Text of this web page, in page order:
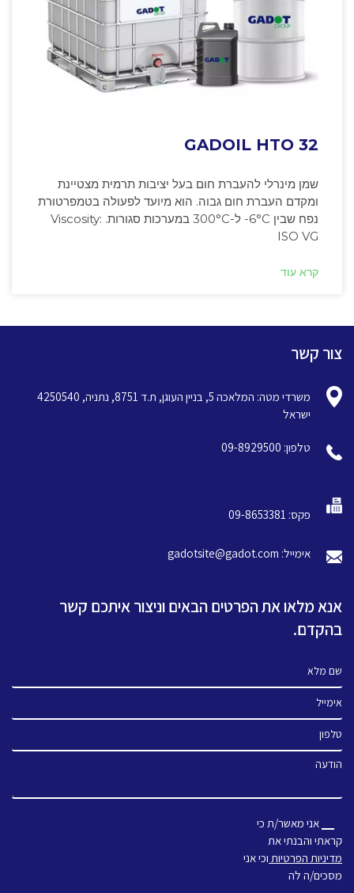
GADOIL HTO 32
שמן מינרלי להעברת חום בעל יציבות תרמית מצטיינת
ומקדם העברת חום גבוה. הוא מיועד לפעולה בטמפרטורת
נפח שבין ‎-6°C ל-300°C במערכות סגורות. Viscosity:
ISO VG
קרא עוד
צור קשר
משרדי מטה: המלאכה 5, בניין העוגן, ת.ד 8751, נתניה, 4250540
ישראל
טלפון: 09-8929500
פקס: 09-8653381
אימייל: gadotsite@gadot.com
אנא מלאו את הפרטים הבאים וניצור איתכם קשר
בהקדם.
שם מלא
אימייל
טלפון
הודעה
אני מאשר/ת כי
קראתי והבנתי את
מדיניות הפרטיות וכי אני
מסכים/ה לה